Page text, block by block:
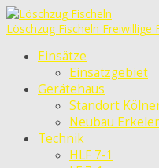
Löschzug Fischeln Freiwillige
Einsätze
Einsatzgebiet
Gerätehaus
Standort
Neubau
Technik
HLF 7-1